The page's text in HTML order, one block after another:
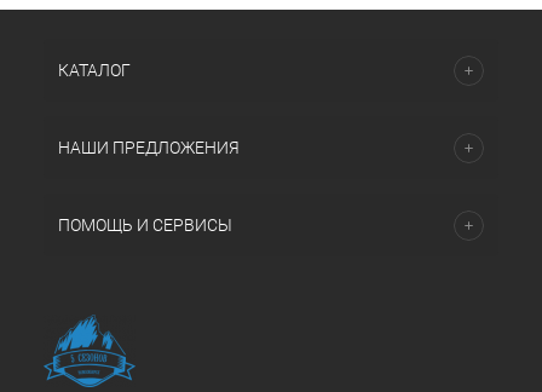
КАТАЛОГ
НАШИ ПРЕДЛОЖЕНИЯ
ПОМОЩЬ И СЕРВИСЫ